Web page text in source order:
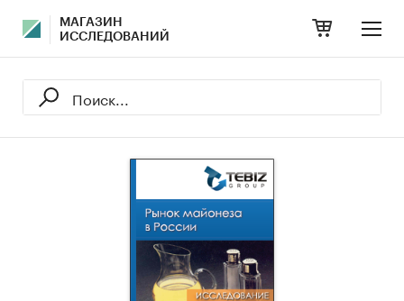
МАГАЗИН
ИССЛЕДОВАНИЙ